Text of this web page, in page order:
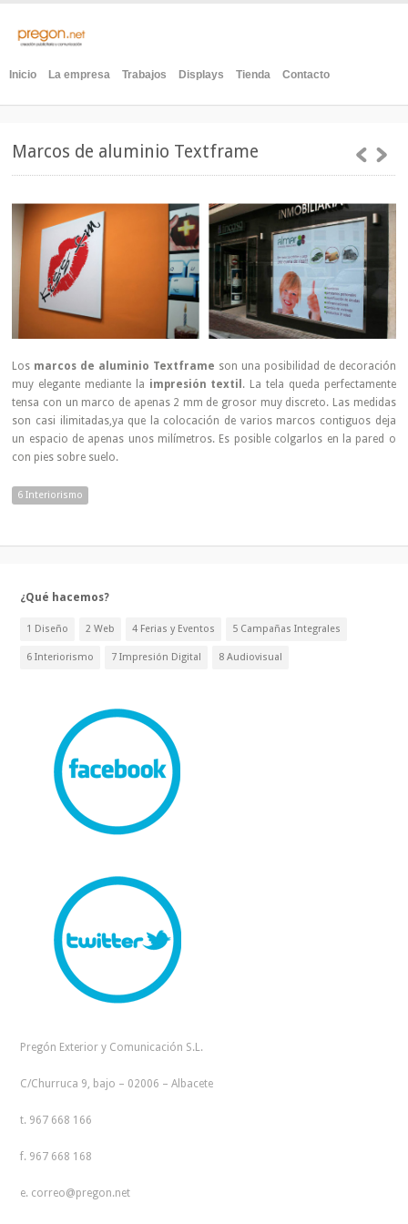
Inicio La empresa Trabajos Displays Tienda Contacto
Marcos de aluminio Textframe
Los marcos de aluminio Textframe son una posibilidad de decoración
muy elegante mediante la impresión textil . La tela queda perfectamente
tensa con un marco de apenas 2 mm de grosor muy discreto. Las medidas
son casi ilimitadas,ya que la colocación de varios marcos contiguos deja
un espacio de apenas unos milímetros. Es posible colgarlos en la pared o
con pies sobre suelo.
6 Interiorismo
¿Qué hacemos?
1 Diseño 2 Web 4 Ferias y Eventos 5 Campañas Integrales
6 Interiorismo 7 Impresión Digital 8 Audiovisual
Pregón Exterior y Comunicación S.L.
C/Churruca 9, bajo – 02006 – Albacete
t. 967 668 166
f. 967 668 168
e. correo@pregon.net